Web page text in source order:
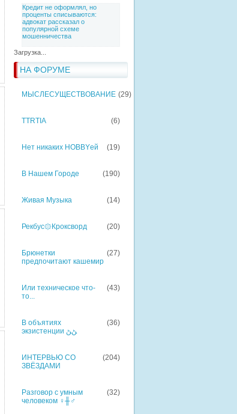
Кредит не оформлял, но
проценты списываются:
адвокат рассказал о
популярной схеме
мошенничества
Загрузка...
НА ФОРУМЕ
МЫСЛЕСУЩЕСТВОВАНИЕ (29)
TTRTIA (6)
Нет никаких HOBBYей (19)
В Нашем Городе (190)
Живая Музыка (14)
Рекбус۞Кроксворд (20)
Брюнетки
предпочитают кашемир
(27)
Или техническое что-
то...
(43)
В объятиях
экзистенции ﮡﮡ
(36)
ИНТЕРВЬЮ СО
ЗВЁЗДАМИ
(204)
Разговор с умным
человеком ♀╫♂
(32)